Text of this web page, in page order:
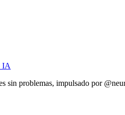
IA
problemas, impulsado por